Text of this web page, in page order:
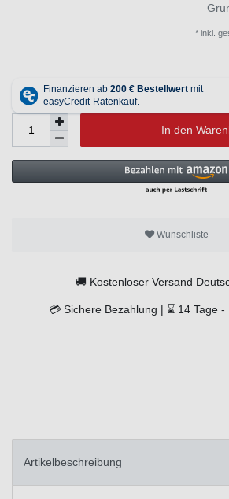
* inkl.
In den
Wunschliste
🚚 Kostenloser Versand
💳 Sichere Bezahlung | ⌛ 14 Tage -
Artikelbeschreibung